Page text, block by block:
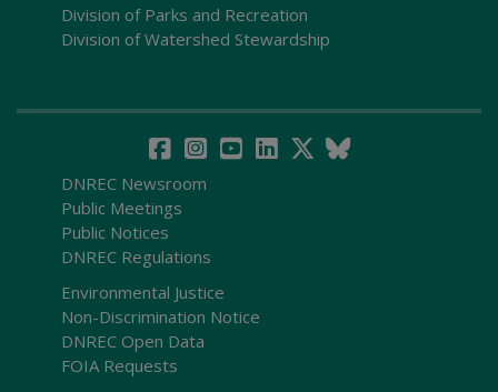
Division of Parks and Recreation
Division of Watershed Stewardship
DNREC Newsroom
Public Meetings
Public Notices
DNREC Regulations
Environmental Justice
Non-Discrimination Notice
DNREC Open Data
FOIA Requests